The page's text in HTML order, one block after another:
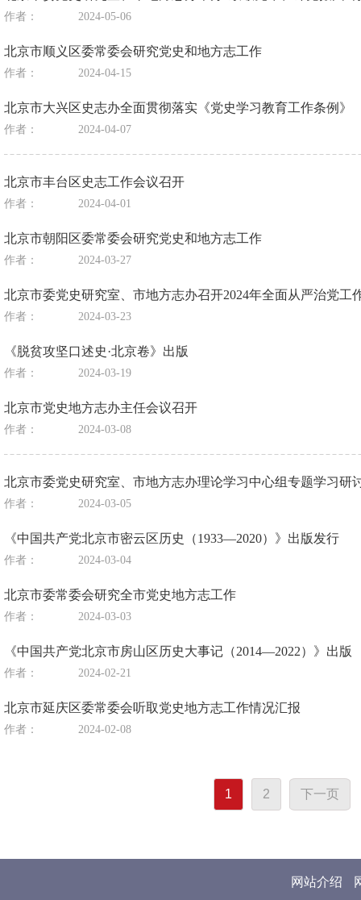
作者： 2024-05-06
北京市顺义区委常委会研究党史和地方志工作
作者： 2024-04-15
北京市大兴区史志办全面贯彻落实《党史学习教育工作条例》
作者： 2024-04-07
北京市丰台区史志工作会议召开
作者： 2024-04-01
北京市朝阳区委常委会研究党史和地方志工作
作者： 2024-03-27
北京市委党史研究室、市地方志办召开2024年全面从严治党工
作者： 2024-03-23
《脱贫攻坚口述史·北京卷》出版
作者： 2024-03-19
北京市党史地方志办主任会议召开
作者： 2024-03-08
北京市委党史研究室、市地方志办理论学习中心组专题学习
作者： 2024-03-05
《中国共产党北京市密云区历史（1933—2020）》出版发行
作者： 2024-03-04
北京市委常委会研究全市党史地方志工作
作者： 2024-03-03
《中国共产党北京市房山区历史大事记（2014—2022）》出版
作者： 2024-02-21
北京市延庆区委常委会听取党史地方志工作情况汇报
作者： 2024-02-08
1 2 下一页
网站介绍